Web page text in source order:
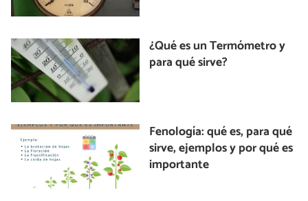
¿Qué es un Termómetro y
para qué sirve?
Fenología: qué es, para qué
sirve, ejemplos y por qué es
importante